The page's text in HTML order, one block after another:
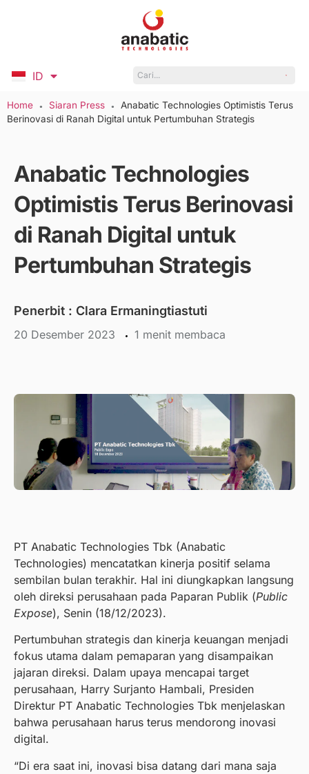
ID
EN
Home ● Siaran Press ●
Anabatic Technologies Optimistis Terus
Berinovasi di Ranah Digital untuk Pertumbuhan Strategis
Anabatic Technologies
Optimistis Terus Berinovasi
di Ranah Digital untuk
Pertumbuhan Strategis
Penerbit : Clara Ermaningtiastuti
20 Desember 2023 menit membaca
PT Anabatic Technologies Tbk (Anabatic
Technologies) mencatatkan kinerja positif selama
sembilan bulan terakhir. Hal ini diungkapkan langsung
oleh direksi perusahaan pada Paparan Publik (Public
Expose), Senin (18/12/2023).
Pertumbuhan strategis dan kinerja keuangan menjadi
fokus utama dalam pemaparan yang disampaikan
jajaran direksi. Dalam upaya mencapai target
perusahaan, Harry Surjanto Hambali, Presiden
Direktur PT Anabatic Technologies Tbk menjelaskan
bahwa perusahaan harus terus mendorong inovasi
digital.
“Di era saat ini, inovasi bisa datang dari mana saja